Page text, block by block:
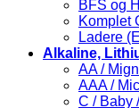
BFS og
Komplet
Ladere
Alkaline,
AA /
AAA /
C / Baby